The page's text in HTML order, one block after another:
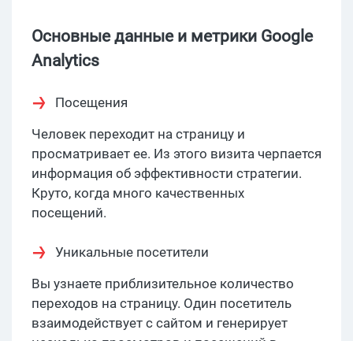
Основные данные и метрики Google
Analytics
Посещения
Человек переходит на страницу и
просматривает ее. Из этого визита черпается
информация об эффективности стратегии.
Круто, когда много качественных
посещений.
Уникальные посетители
Вы узнаете приблизительное количество
переходов на страницу. Один посетитель
взаимодействует с сайтом и генерирует